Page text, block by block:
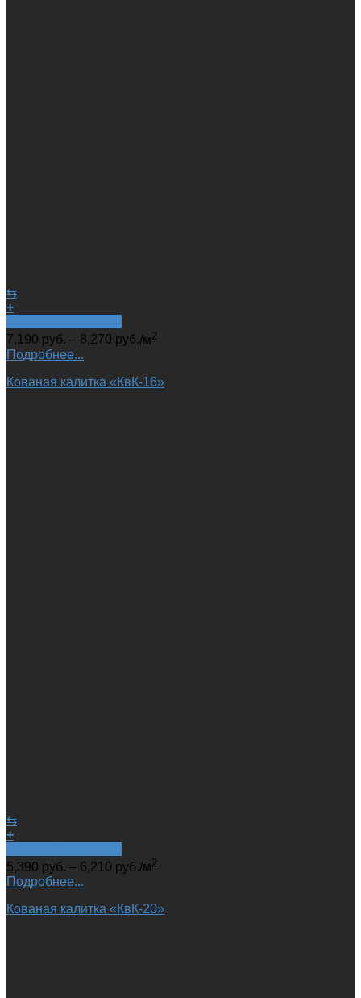
⇆
+
7,190 руб. – 8,270 руб./м2
Подробнее...
Кованая калитка «КвК-16»
⇆
+
5,390 руб. – 6,210 руб./м2
Подробнее...
Кованая калитка «КвК-20»